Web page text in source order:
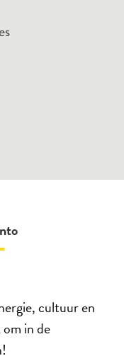
cultuur en
in de